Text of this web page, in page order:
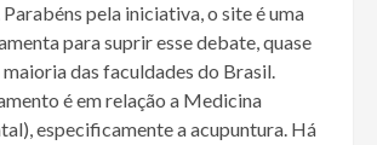
pela iniciativa, o site é uma
para suprir esse debate, quase
das faculdades do Brasil.
é em relação a Medicina
especificamente a acupuntura. Há